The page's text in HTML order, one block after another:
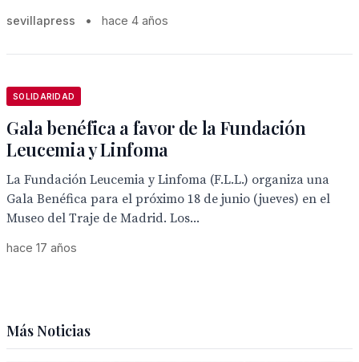
sevillapress • hace 4 años
SOLIDARIDAD
Gala benéfica a favor de la Fundación
Leucemia y Linfoma
La Fundación Leucemia y Linfoma (F.L.L.) organiza una
Gala Benéfica para el próximo 18 de junio (jueves) en el
Museo del Traje de Madrid. Los...
hace 17 años
Más Noticias